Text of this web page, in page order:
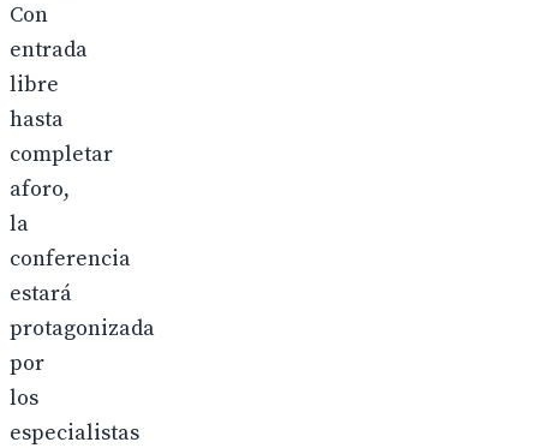
Con
entrada
libre
hasta
completar
aforo,
la
conferencia
estará
protagonizada
por
los
especialistas